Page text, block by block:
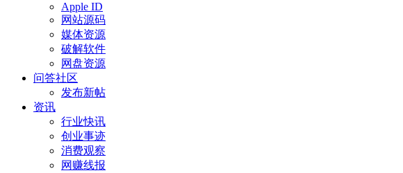
Apple ID
网站源码
媒体资源
破解软件
网盘资源
问答社区
发布新帖
资讯
行业快讯
创业事迹
消费观察
网赚线报